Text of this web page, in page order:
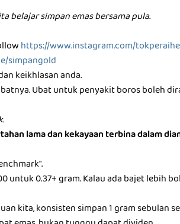
belajar simpan emas bersama pula.
https://www.instagram.com/
simpangold
keikhlasan anda.
Ubat untuk penyakit boros boleh
lama dan kekayaan terbina dalam
untuk 0.37+ gram. Kalau ada bajet lebih
kita, konsisten simpan 1 gram sebulan